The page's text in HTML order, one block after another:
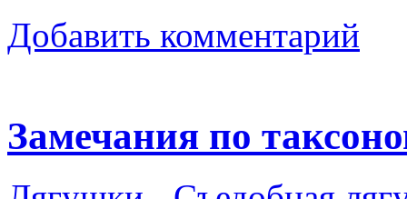
Добавить комментарий
Замечания по